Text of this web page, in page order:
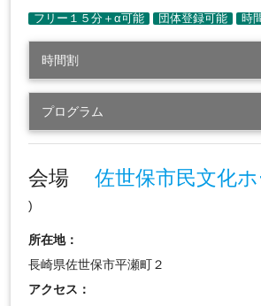
時間割
プログラム
会場 佐世保市民文化
)
所在地：
長崎県佐世保市平瀬町２
アクセス：